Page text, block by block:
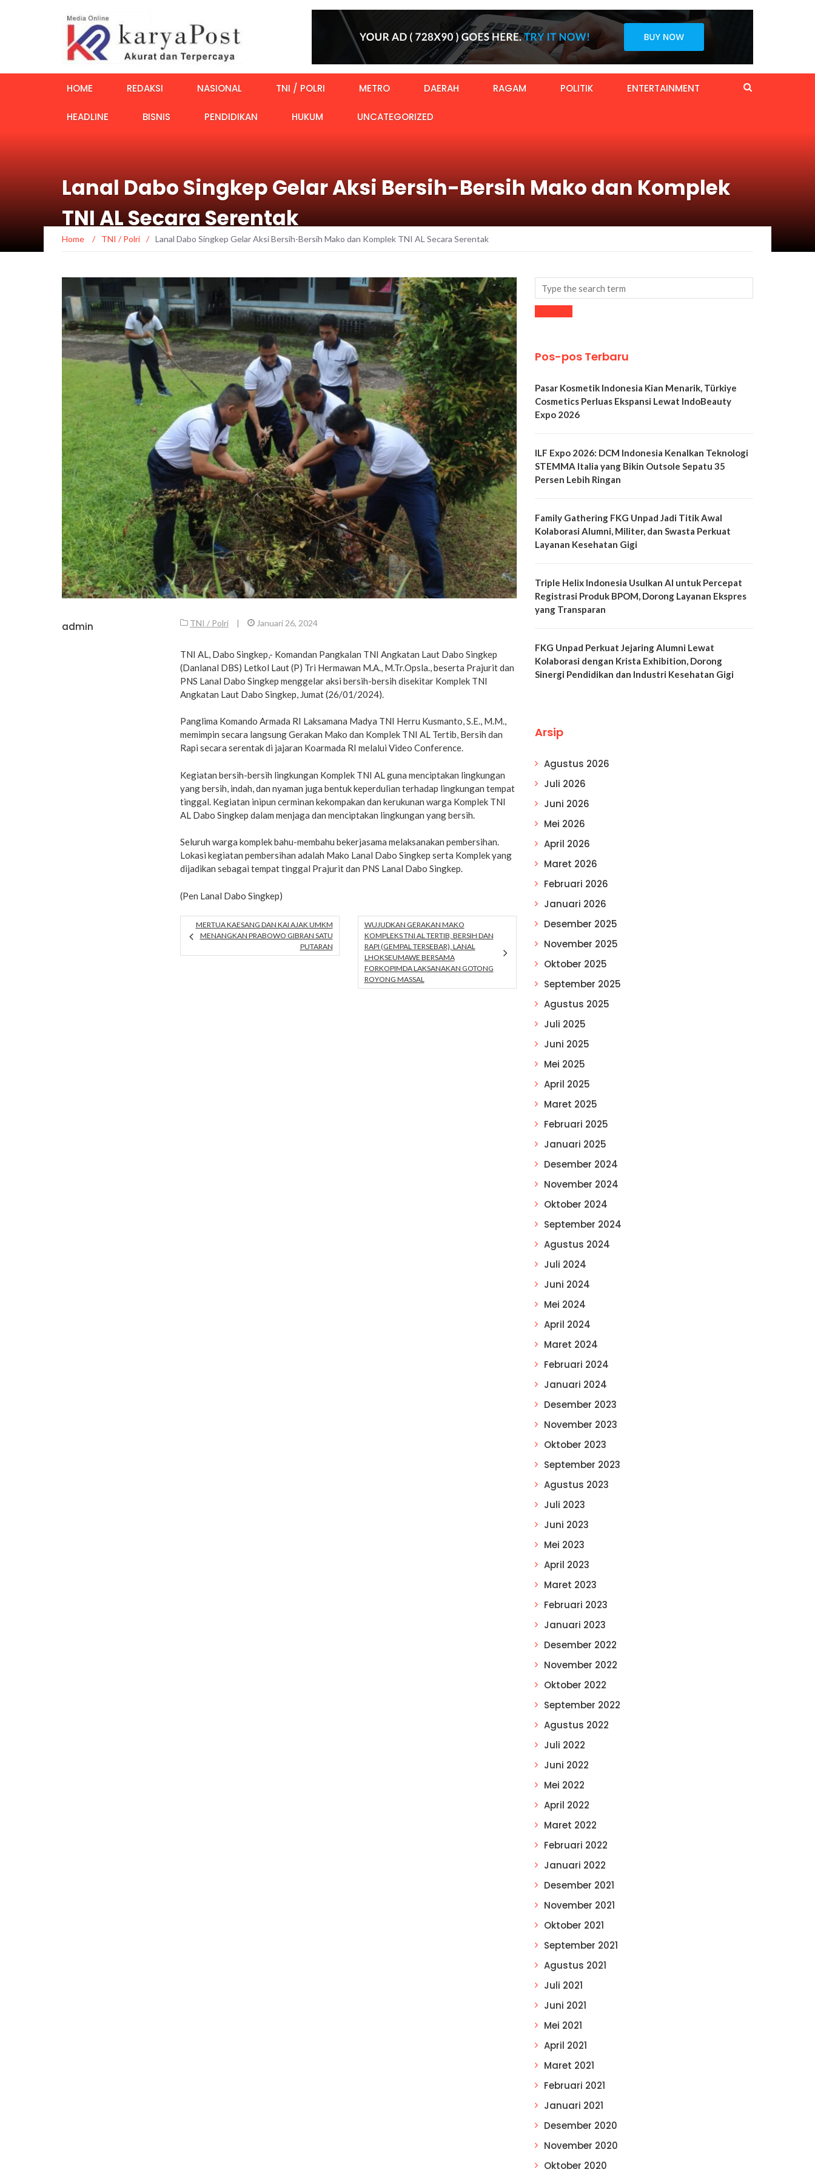
HOME REDAKSI NASIONAL TNI / POLRI METRO DAERAH RAGAM POLITIK ENTERTAINMENT
HEADLINE BISNIS PENDIDIKAN HUKUM UNCATEGORIZED
Lanal Dabo Singkep Gelar Aksi Bersih-Bersih Mako dan Komplek
TNI AL Secara Serentak
Home / TNI / Polri / Lanal Dabo Singkep Gelar Aksi Bersih-Bersih Mako dan Komplek TNI AL Secara Serentak
admin TNI / Polri | Januari 26, 2024
TNI AL, Dabo Singkep,- Komandan Pangkalan TNI Angkatan Laut Dabo Singkep
(Danlanal DBS) Letkol Laut (P) Tri Hermawan M.A., M.Tr.Opsla., beserta Prajurit dan
PNS Lanal Dabo Singkep menggelar aksi bersih-bersih disekitar Komplek TNI
Angkatan Laut Dabo Singkep, Jumat (26/01/2024).
Panglima Komando Armada RI Laksamana Madya TNI Herru Kusmanto, S.E., M.M.,
memimpin secara langsung Gerakan Mako dan Komplek TNI AL Tertib, Bersih dan
Rapi secara serentak di jajaran Koarmada RI melalui Video Conference.
Kegiatan bersih-bersih lingkungan Komplek TNI AL guna menciptakan lingkungan
yang bersih, indah, dan nyaman juga bentuk keperdulian terhadap lingkungan tempat
tinggal. Kegiatan inipun cerminan kekompakan dan kerukunan warga Komplek TNI
AL Dabo Singkep dalam menjaga dan menciptakan lingkungan yang bersih.
Seluruh warga komplek bahu-membahu bekerjasama melaksanakan pembersihan.
Lokasi kegiatan pembersihan adalah Mako Lanal Dabo Singkep serta Komplek yang
dijadikan sebagai tempat tinggal Prajurit dan PNS Lanal Dabo Singkep.
(Pen Lanal Dabo Singkep)
MERTUA KAESANG DAN KAI AJAK UMKM
MENANGKAN PRABOWO GIBRAN SATU
PUTARAN
WUJUDKAN GERAKAN MAKO
KOMPLEKS TNI AL TERTIB, BERSIH DAN
RAPI (GEMPAL TERSEBAR), LANAL
LHOKSEUMAWE BERSAMA
FORKOPIMDA LAKSANAKAN GOTONG
ROYONG MASSAL
Pos-pos Terbaru
Pasar Kosmetik Indonesia Kian Menarik, Türkiye
Cosmetics Perluas Ekspansi Lewat IndoBeauty
Expo 2026
ILF Expo 2026: DCM Indonesia Kenalkan Teknologi
STEMMA Italia yang Bikin Outsole Sepatu 35
Persen Lebih Ringan
Family Gathering FKG Unpad Jadi Titik Awal
Kolaborasi Alumni, Militer, dan Swasta Perkuat
Layanan Kesehatan Gigi
Triple Helix Indonesia Usulkan AI untuk Percepat
Registrasi Produk BPOM, Dorong Layanan Ekspres
yang Transparan
FKG Unpad Perkuat Jejaring Alumni Lewat
Kolaborasi dengan Krista Exhibition, Dorong
Sinergi Pendidikan dan Industri Kesehatan Gigi
Arsip
Agustus 2026
Juli 2026
Juni 2026
Mei 2026
April 2026
Maret 2026
Februari 2026
Januari 2026
Desember 2025
November 2025
Oktober 2025
September 2025
Agustus 2025
Juli 2025
Juni 2025
Mei 2025
April 2025
Maret 2025
Februari 2025
Januari 2025
Desember 2024
November 2024
Oktober 2024
September 2024
Agustus 2024
Juli 2024
Juni 2024
Mei 2024
April 2024
Maret 2024
Februari 2024
Januari 2024
Desember 2023
November 2023
Oktober 2023
September 2023
Agustus 2023
Juli 2023
Juni 2023
Mei 2023
April 2023
Maret 2023
Februari 2023
Januari 2023
Desember 2022
November 2022
Oktober 2022
September 2022
Agustus 2022
Juli 2022
Juni 2022
Mei 2022
April 2022
Maret 2022
Februari 2022
Januari 2022
Desember 2021
November 2021
Oktober 2021
September 2021
Agustus 2021
Juli 2021
Juni 2021
Mei 2021
April 2021
Maret 2021
Februari 2021
Januari 2021
Desember 2020
November 2020
Oktober 2020